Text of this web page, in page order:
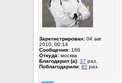
Зарегистрирован: 04 авг
2010, 00:14
Сообщения: 166
Откуда: москва
Благодарил (а): 37 раз.
Поблагодарили: 80 раз.